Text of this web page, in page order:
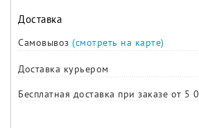
Доставка
Самовывоз (смотреть на карте)
Доставка курьером
Бесплатная доставка при заказе от 5